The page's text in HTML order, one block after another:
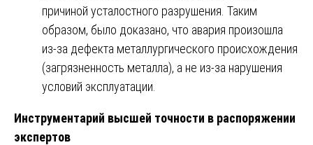
причиной усталостного разрушения. Таким
образом, было доказано, что авария произошла
из-за дефекта металлургического происхождения
(загрязненность металла), а не из-за нарушения
условий эксплуатации.
Инструментарий высшей точности в распоряжении
экспертов